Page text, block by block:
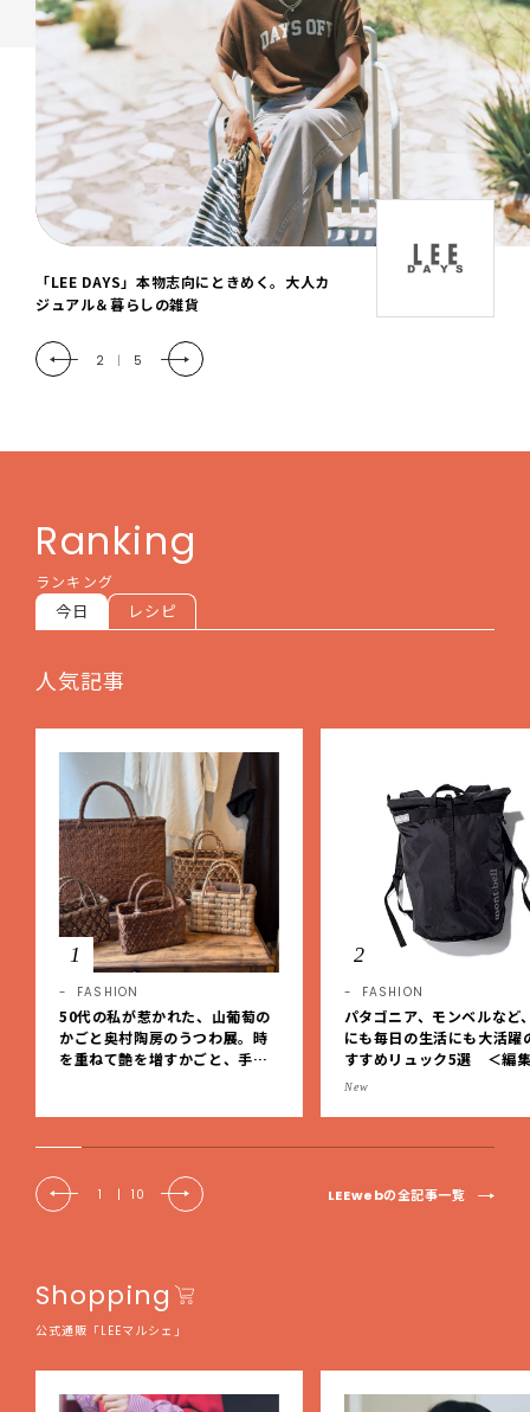
「LEE DAYS」本物志向にときめく。大人カ
ジュアル＆暮らしの雑貨
2 | 5
Ranking
ランキング
今日 レシピ
人気記事
1
FASHION
50代の私が惹かれた、山葡萄の
かごと奥村陶房のうつわ展。時
を重ねて艶を増すかごと、手仕
2
FASHION
パタゴニア、モンベルなど
にも毎日の生活にも大活躍
すすめリュック5選 ＜編
レクト＞【LEEマルシェ】
New
1 | 10 LEEwebの全記事一覧
Shopping
公式通販「LEEマルシェ」